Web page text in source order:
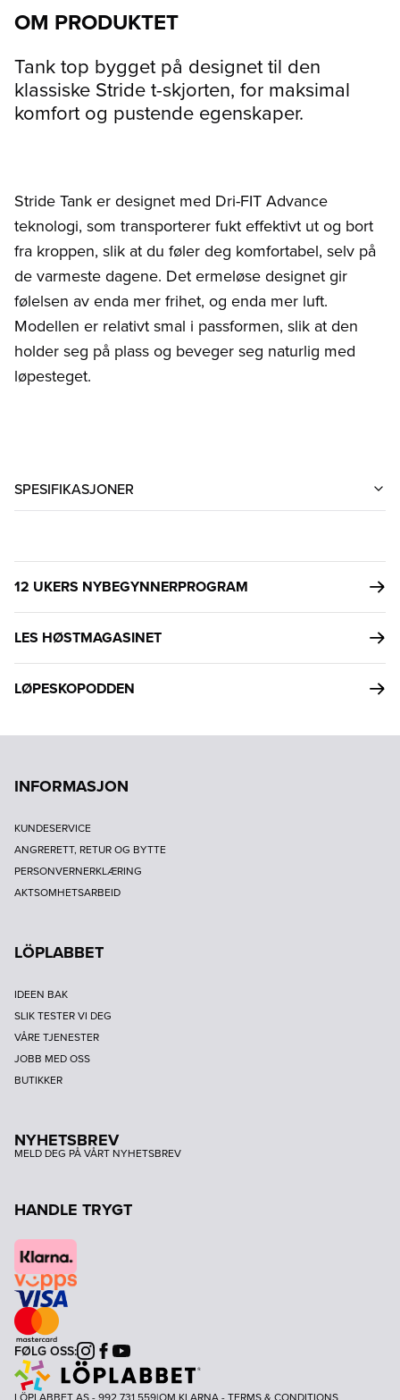
OM PRODUKTET
Tank top bygget på designet til den
klassiske Stride t-skjorten, for maksimal
komfort og pustende egenskaper.
Stride Tank er designet med Dri-FIT Advance
teknologi, som transporterer fukt effektivt ut og bort
fra kroppen, slik at du føler deg komfortabel, selv på
de varmeste dagene. Det ermeløse designet gir
følelsen av enda mer frihet, og enda mer luft.
Modellen er relativt smal i passformen, slik at den
holder seg på plass og beveger seg naturlig med
løpesteget.
SPESIFIKASJONER
12 UKERS NYBEGYNNERPROGRAM
LES HØSTMAGASINET
LØPESKOPODDEN
INFORMASJON
KUNDESERVICE
ANGRERETT, RETUR OG BYTTE
PERSONVERNERKLÆRING
AKTSOMHETSARBEID
LÖPLABBET
IDEEN BAK
SLIK TESTER VI DEG
VÅRE TJENESTER
JOBB MED OSS
BUTIKKER
NYHETSBREV
MELD DEG PÅ VÅRT NYHETSBREV
HANDLE TRYGT
FØLG OSS:Instagram
Facebook
Youtube
LÖPLABBET AS - 992 731 559|OM KLARNA-TERMS & CONDITIONS